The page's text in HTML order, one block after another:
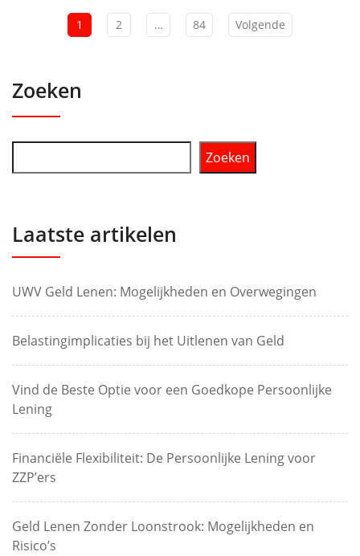
1 2 … 84 Volgende
Zoeken
Zoeken
Laatste artikelen
UWV Geld Lenen: Mogelijkheden en Overwegingen
Belastingimplicaties bij het Uitlenen van Geld
Vind de Beste Optie voor een Goedkope Persoonlijke
Lening
Financiële Flexibiliteit: De Persoonlijke Lening voor
ZZP’ers
Geld Lenen Zonder Loonstrook: Mogelijkheden en
Risico’s